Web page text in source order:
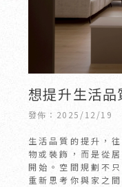
想提升生活
空間規劃開始
設計｜竹北室
發佈：2025/12/19
生活品質的提升，
物或裝飾，而是從
開始。空間規劃不
重新思考你與家之